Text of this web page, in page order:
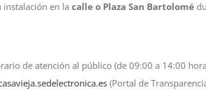
en la calle o Plaza San Bartolomé
de atención al público (de 09:00 a 14:00
(Portal de